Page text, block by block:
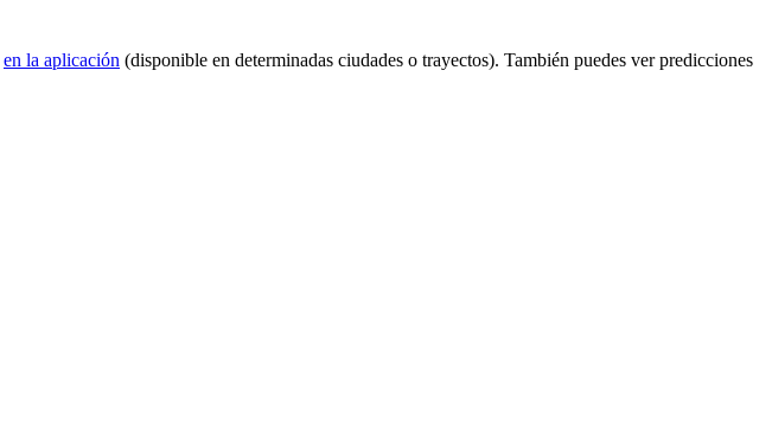
en la aplicación (disponible en determinadas ciudades o trayectos). También puedes ver predicciones